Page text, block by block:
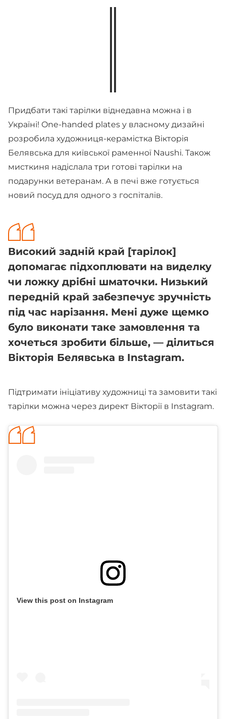
Придбати такі тарілки віднедавна можна і в
Україні! One-handed plates у власному дизайні
розробила художниця-керамістка Вікторія
Белявська для київської раменної Naushi. Також
мисткиня надіслала три готові тарілки на
подарунки ветеранам. А в печі вже готується
новий посуд для одного з госпіталів.
Високий задній край [тарілок]
допомагає підхоплювати на виделку
чи ложку дрібні шматочки. Низький
передній край забезпечує зручність
під час нарізання. Мені дуже щемко
було виконати таке замовлення та
хочеться зробити більше, — ділиться
Вікторія Белявська в Instagram.
Підтримати ініціативу художниці та замовити такі
тарілки можна через директ Вікторії в Instagram.
View this post on Instagram